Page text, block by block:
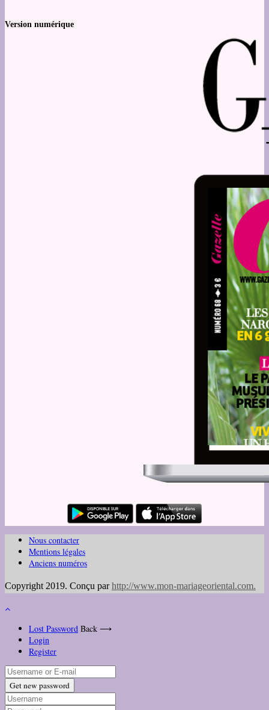
Version numérique
Nous contacter
Mentions légales
Anciens numéros
Copyright 2019. Conçu parhttp://www.mon-mariageoriental.com.
Lost Password Back ⟶
Login
Register
Get new password